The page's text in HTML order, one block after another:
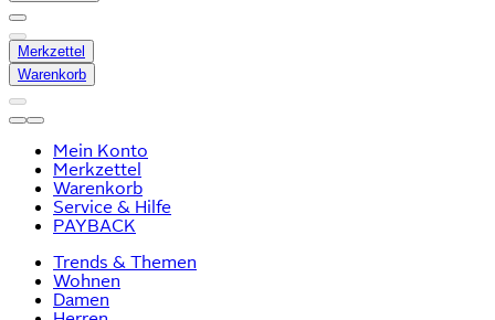
Merkzettel
Warenkorb
Mein Konto
Merkzettel
Warenkorb
Service & Hilfe
PAYBACK
Trends & Themen
Wohnen
Damen